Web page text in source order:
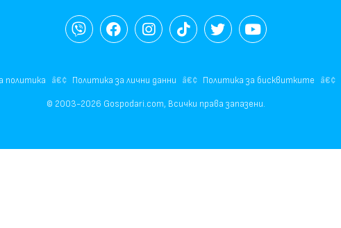
политика Политика за лични данни Политика за бисквитките
© 2003-2026 Gospodari.com, Всички права запазени.